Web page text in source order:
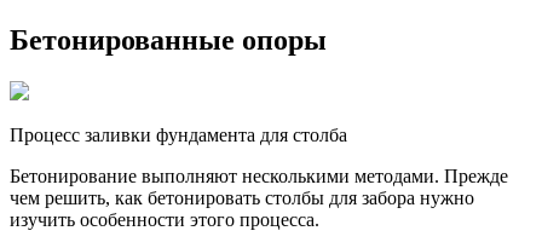
Бетонированные опоры
Процесс заливки фундамента для столба
Бетонирование выполняют несколькими методами. Прежде
чем решить, как бетонировать столбы для забора нужно
изучить особенности этого процесса.